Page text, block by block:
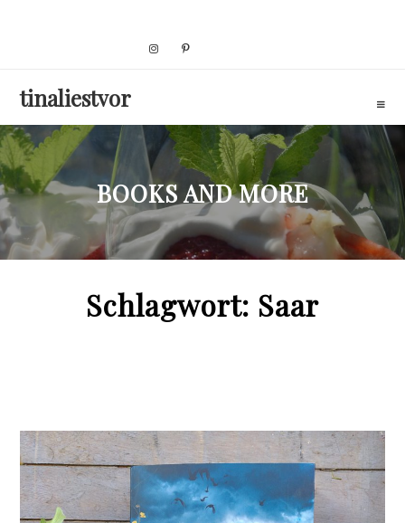
tinaliestvor
BOOKS AND MORE
Schlagwort: Saar